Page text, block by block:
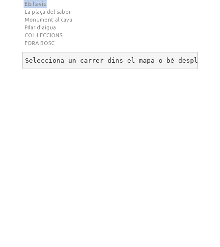
Els llavis
La plaça del saber
Monument al cava
Pilar d’aigua
COL·LECCIONS
FORA BOSC
Selecciona un carrer dins el mapa o bé